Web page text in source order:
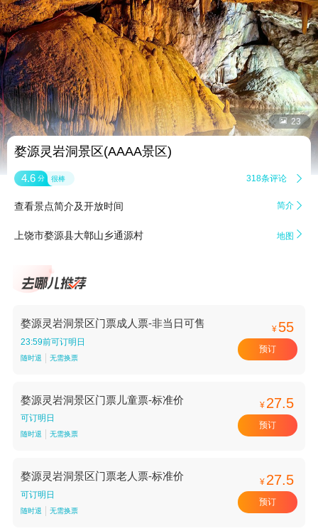
 23
婺源灵岩洞景区(AAAA景区)
4.6 分 很棒 318条评论 
查看景点简介及开放时间 简介 
上饶市婺源县大鄣山乡通源村 地图 
婺源灵岩洞景区门票成人票-非当日可售
23:59前可订明日
随时退 无需换票
¥ 55
预订
婺源灵岩洞景区门票儿童票-标准价
可订明日
随时退 无需换票
¥ 27.5
预订
婺源灵岩洞景区门票老人票-标准价
可订明日
随时退 无需换票
¥ 27.5
预订
